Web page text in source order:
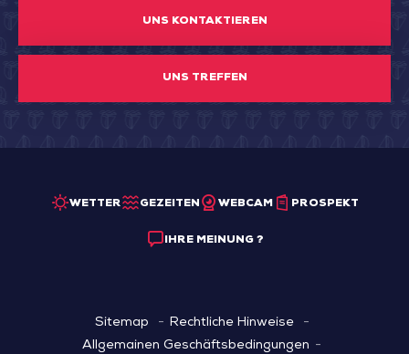
UNS KONTAKTIEREN
UNS TREFFEN
WETTER GEZEITEN WEBCAM PROSPEKT
IHRE MEINUNG ?
Sitemap
Rechtliche Hinweise
Allgemainen Geschäftsbedingungen